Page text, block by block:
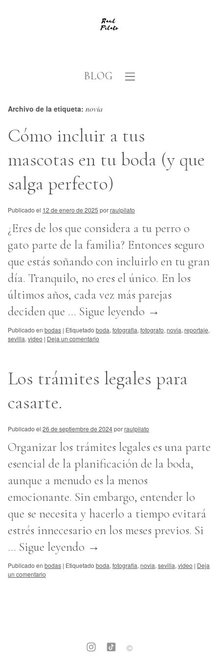
BLOG
Archivo de la etiqueta: novia
Cómo incluir a tus
mascotas en tu boda (y que
salga perfecto)
Publicado el 12 de enero de 2025 porraulpilato
¿Eres de los que considera a tu perro o
gato parte de la familia? Entonces seguro
que estás soñando con incluirlo en tu gran
día. Tranquilo, no eres el único. En los
últimos años, cada vez más parejas
deciden que … Sigue leyendo →
Publicado en bodas | Etiquetado boda, fotografia, fotografo, novia, reportaje,
sevilla, video | Deja un comentario
Los trámites legales para
casarte.
Publicado el 26 de septiembre de 2024porraulpilato
Organizar los trámites legales es una parte
esencial de la planificación de la boda,
aunque a menudo es la menos
emocionante. Sin embargo, entender lo
que se necesita y hacerlo a tiempo evitará
estrés innecesario en los meses previos. Si
… Sigue leyendo →
Publicado en bodas | Etiquetado boda, fotografia, novia, sevilla, video | Deja
un comentario